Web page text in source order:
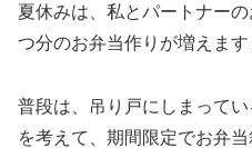
夏休みは、私とパートナー
つ分のお弁当作りが増えます
普段は、吊り戸にしまって
を考えて、期間限定でお弁